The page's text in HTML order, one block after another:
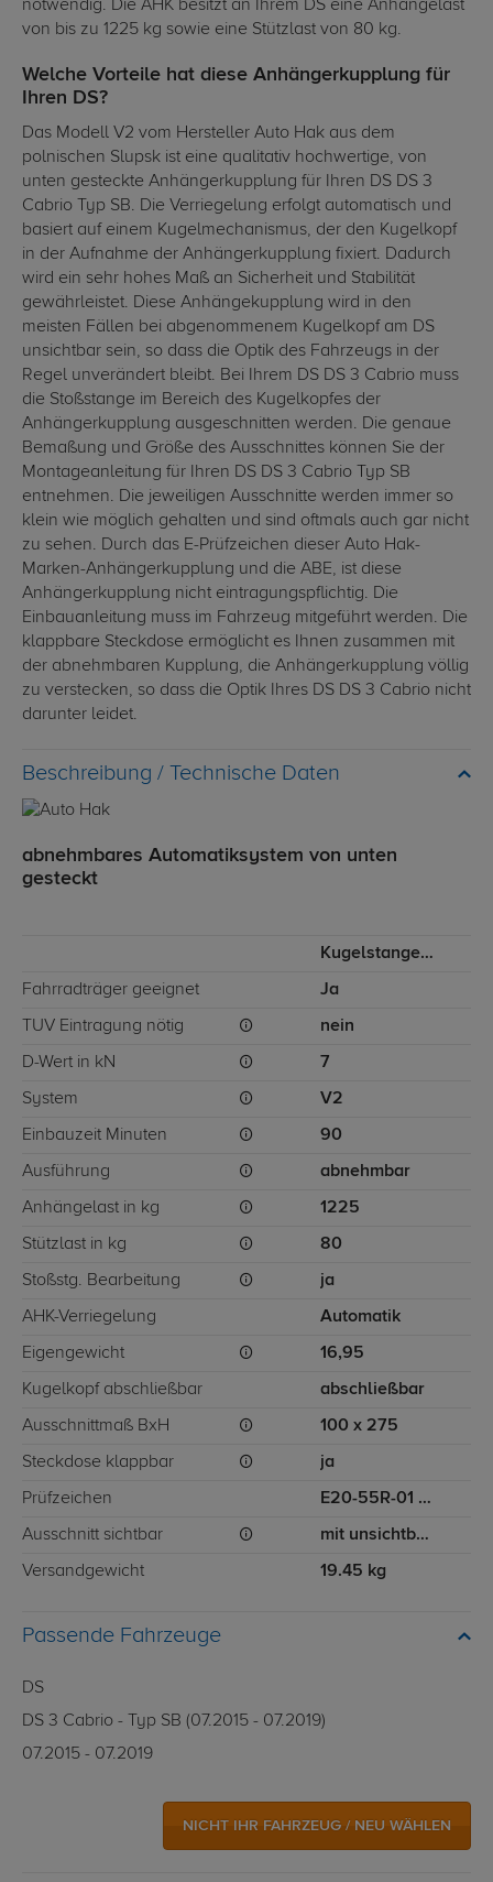
notwendig. Die AHK besitzt an Ihrem DS eine Anhängelast
von bis zu 1225 kg sowie eine Stützlast von 80 kg.
Welche Vorteile hat diese Anhängerkupplung für
Ihren DS?
Das Modell V2 vom Hersteller Auto Hak aus dem
polnischen Slupsk ist eine qualitativ hochwertige, von
unten gesteckte Anhängerkupplung für Ihren DS DS 3
Cabrio Typ SB. Die Verriegelung erfolgt automatisch und
basiert auf einem Kugelmechanismus, der den Kugelkopf
in der Aufnahme der Anhängerkupplung fixiert. Dadurch
wird ein sehr hohes Maß an Sicherheit und Stabilität
gewährleistet. Diese Anhängekupplung wird in den
meisten Fällen bei abgenommenem Kugelkopf am DS
unsichtbar sein, so dass die Optik des Fahrzeugs in der
Regel unverändert bleibt. Bei Ihrem DS DS 3 Cabrio muss
die Stoßstange im Bereich des Kugelkopfes der
Anhängerkupplung ausgeschnitten werden. Die genaue
Bemaßung und Größe des Ausschnittes können Sie der
Montageanleitung für Ihren DS DS 3 Cabrio Typ SB
entnehmen. Die jeweiligen Ausschnitte werden immer so
klein wie möglich gehalten und sind oftmals auch gar nicht
zu sehen. Durch das E-Prüfzeichen dieser Auto Hak-
Marken-Anhängerkupplung und die ABE, ist diese
Anhängerkupplung nicht eintragungspflichtig. Die
Einbauanleitung muss im Fahrzeug mitgeführt werden. Die
klappbare Steckdose ermöglicht es Ihnen zusammen mit
der abnehmbaren Kupplung, die Anhängerkupplung völlig
zu verstecken, so dass die Optik Ihres DS DS 3 Cabrio nicht
darunter leidet.
Technische Daten
abnehmbares Automatiksystem von unten
gesteckt
Kugelstange von unten gesteckt
Fahrradträger geeignet Ja
TÜV Eintragung nötig nein
D-Wert in kN 7
System V2
Einbauzeit Minuten 90
Ausführung abnehmbar
Anhängelast in kg 1225
Stützlast in kg 80
Stoßstg. Bearbeitung ja
AHK-Verriegelung Automatik
Eigengewicht 16,95
Kugelkopf abschließbar abschließbar
Ausschnittmaß BxH 100 x 275
Steckdose klappbar ja
Prüfzeichen E20-55R-01 4352
Ausschnitt sichtbar mit unsichtbarem Ausschnitt für Stoßstange
Versandgewicht 19.45 kg
Passende Fahrzeuge
DS
DS 3 Cabrio - Typ SB (07.2015 - 07.2019)
07.2015 - 07.2019
NICHT IHR FAHRZEUG / NEU WÄHLEN